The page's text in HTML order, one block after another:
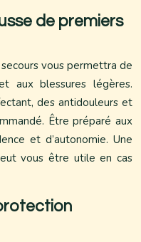
de premiers
vous permettra de
aux blessures légères.
des antidouleurs et
Être préparé aux
et d’autonomie. Une
vous être utile en cas